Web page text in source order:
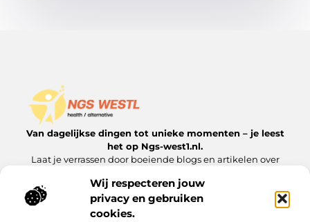
Wij respecteren jouw
privacy en gebruiken
cookies.
Van dagelijkse dingen tot unieke momenten – je leest
het op Ngs-west1.nl.
Laat je verrassen door boeiende blogs en artikelen over
Onze informatie